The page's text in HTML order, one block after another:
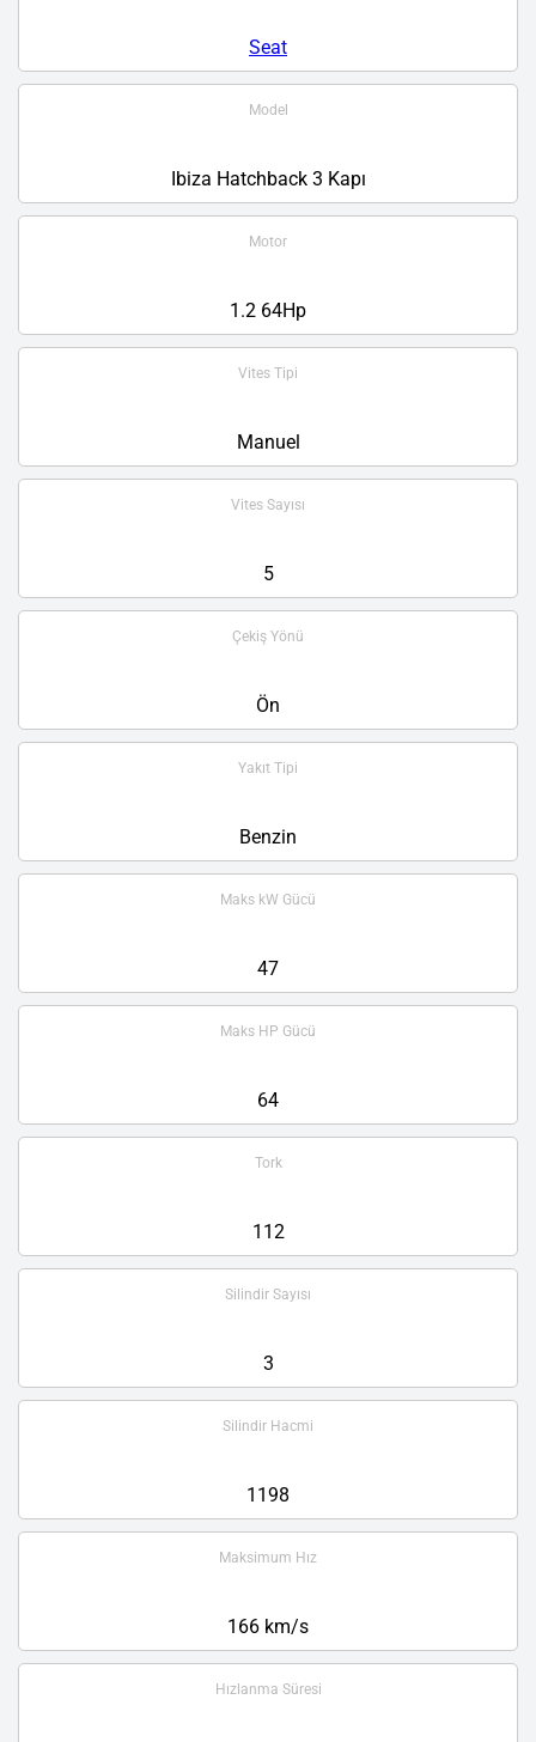
Seat
Model
Ibiza Hatchback 3 Kapı
Motor
1.2 64Hp
Vites Tipi
Manuel
Vites Sayısı
5
Çekiş Yönü
Ön
Yakıt Tipi
Benzin
Maks kW Gücü
47
Maks HP Gücü
64
Tork
112
Silindir Sayısı
3
Silindir Hacmi
1198
Maksimum Hız
166 km/s
Hızlanma Süresi